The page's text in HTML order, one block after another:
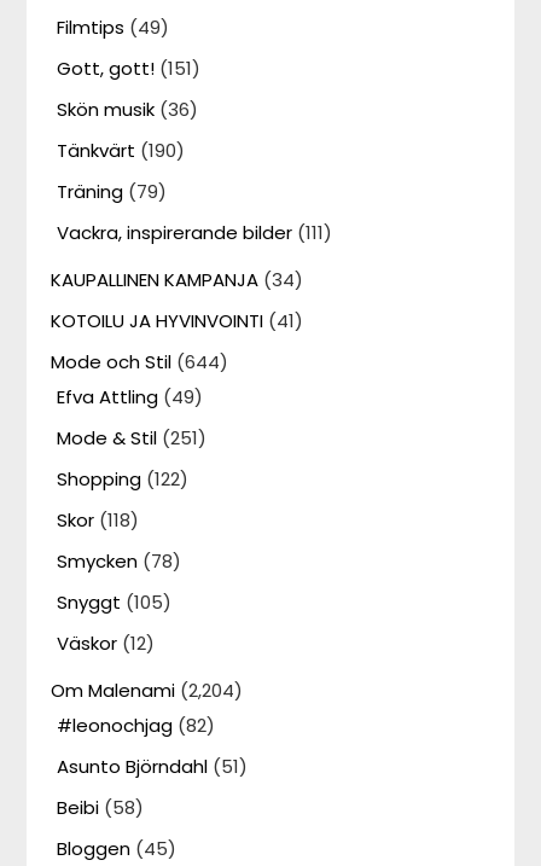
Filmtips (49)
Gott, gott! (151)
Skön musik (36)
Tänkvärt (190)
Träning (79)
Vackra, inspirerande bilder (111)
KAUPALLINEN KAMPANJA (34)
KOTOILU JA HYVINVOINTI (41)
Mode och Stil (644)
Efva Attling (49)
Mode & Stil (251)
Shopping (122)
Skor (118)
Smycken (78)
Snyggt (105)
Väskor (12)
Om Malenami (2,204)
#leonochjag (82)
Asunto Björndahl (51)
Beibi (58)
Bloggen (45)